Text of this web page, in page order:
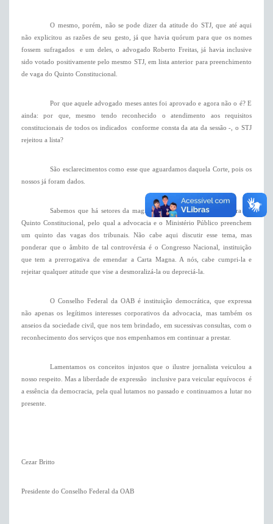
O mesmo, porém, não se pode dizer da atitude do STJ, que até aqui
não explicitou as razões de seu gesto, já que havia quórum para que os nomes
fossem sufragados  e um deles, o advogado Roberto Freitas, já havia inclusive
sido votado positivamente pelo mesmo STJ, em lista anterior para preenchimento
de vaga do Quinto Constitucional.
Por que aquele advogado meses antes foi aprovado e agora não o é? E
ainda: por que, mesmo tendo reconhecido o atendimento aos requisitos
constitucionais de todos os indicados  conforme consta da ata da sessão -, o STJ
rejeitou a lista?
São esclarecimentos como esse que aguardamos daquela Corte, pois os
nossos já foram dados.
Sabemos que há setores da magistratura que não aceitam a regra do
Quinto Constitucional, pelo qual a advocacia e o Ministério Público preenchem
um quinto das vagas dos tribunais. Não cabe aqui discutir esse tema, mas
ponderar que o âmbito de tal controvérsia é o Congresso Nacional, instituição
que tem a prerrogativa de emendar a Carta Magna. A nós, cabe cumpri-la e
rejeitar qualquer atitude que vise a desmoralizá-la ou depreciá-la.
O Conselho Federal da OAB é instituição democrática, que expressa
não apenas os legítimos interesses corporativos da advocacia, mas também os
anseios da sociedade civil, que nos tem brindado, em sucessivas consultas, com o
reconhecimento dos serviços que nos empenhamos em continuar a prestar.
Lamentamos os conceitos injustos que o ilustre jornalista veiculou a
nosso respeito. Mas a liberdade de expressão  inclusive para veicular equívocos  é
a essência da democracia, pela qual lutamos no passado e continuamos a lutar no
presente.
Cezar Britto
Presidente do Conselho Federal da OAB